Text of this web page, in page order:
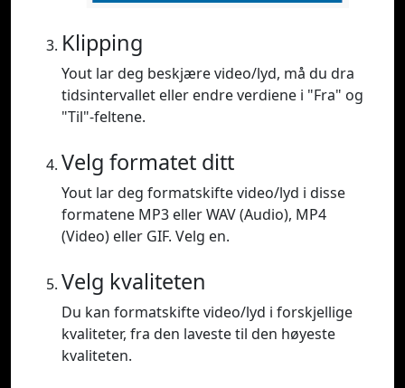
Klipping
Yout lar deg beskjære video/lyd, må du dra
tidsintervallet eller endre verdiene i "Fra" og
"Til"-feltene.
Velg formatet ditt
Yout lar deg formatskifte video/lyd i disse
formatene MP3 eller WAV (Audio), MP4
(Video) eller GIF. Velg en.
Velg kvaliteten
Du kan formatskifte video/lyd i forskjellige
kvaliteter, fra den laveste til den høyeste
kvaliteten.